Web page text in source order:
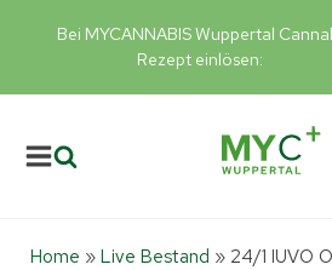
Bei MYCANNABIS Wuppertal
Rezept einlösen:
Home » Live Bestand » 24/1 IUVO